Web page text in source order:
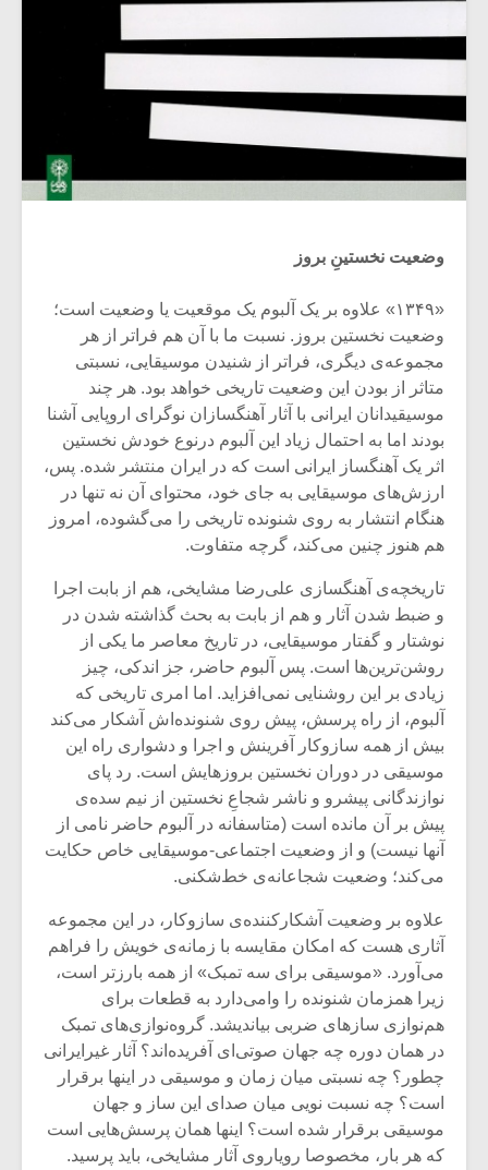
وضعیت نخستینِ بروز
«۱۳۴۹» علاوه بر یک آلبوم یک موقعیت یا وضعیت است؛
وضعیت نخستین بروز. نسبت ما با آن هم فراتر از هر
مجموعه‌ی دیگری، فراتر از شنیدن موسیقایی، نسبتی
متاثر از بودن این وضعیت تاریخی خواهد بود. هر چند
موسیقیدانان ایرانی با آثار آهنگسازان نوگرای اروپایی آشنا
بودند اما به احتمال زیاد این آلبوم درنوع خودش نخستین
اثر یک آهنگساز ایرانی است که در ایران منتشر شده. پس،
ارزش‌های موسیقایی به جای خود، محتوای آن نه تنها در
هنگام انتشار به روی شنونده تاریخی را می‌گشوده، امروز
هم هنوز چنین می‌کند، گرچه متفاوت.
تاریخچه‌ی آهنگسازی علی‌رضا مشایخی، هم از بابت اجرا
و ضبط شدن آثار و هم از بابت به بحث گذاشته شدن در
نوشتار و گفتار موسیقایی، در تاریخ معاصر ما یکی از
روشن‌ترین‌ها است. پس آلبوم حاضر، جز اندکی، چیز
زیادی بر این روشنایی نمی‌افزاید. اما امری تاریخی که
آلبوم، از راه پرسش، پیش روی شنونده‌اش آشکار می‌کند
بیش از همه سازوکار آفرینش و اجرا و دشواری راه این
موسیقی در دوران نخستین بروزهایش است. رد پای
نوازندگانی پیشرو و ناشر شجاعِ نخستین از نیم سده‌ی
پیش بر آن مانده است (متاسفانه در آلبوم حاضر نامی از
آنها نیست) و از وضعیت اجتماعی-موسیقایی خاص حکایت
می‌کند؛ وضعیت شجاعانه‌ی خط‌شکنی.
علاوه بر وضعیت آشکارکننده‌ی سازوکار، در این مجموعه
آثاری هست که امکان مقایسه با زمانه‌ی خویش را فراهم
می‌آورد. «موسیقی برای سه تمبک» از همه بارزتر است،
زیرا همزمان شنونده را وامی‌دارد به قطعات برای
هم‌نوازی سازهای ضربی بیاندیشد. گروه‌نوازی‌های تمبک
در همان دوره چه جهان صوتی‌ای آفریده‌اند؟ آثار غیرایرانی
چطور؟ چه نسبتی میان زمان و موسیقی در اینها برقرار
است؟ چه نسبت نویی میان صدای این ساز و جهان
موسیقی برقرار شده است؟ اینها همان‌ پرسش‌هایی است
که هر بار، مخصوصا رویاروی آثار مشایخی، باید پرسید.
میکلوش روژا
متن فیلم «متری
شیش و نیم»
اگر نمی توانی
مشهورترین باشی،
بدنام ترین باش
موسیقی
موسیقی
برگزار
موسیقی